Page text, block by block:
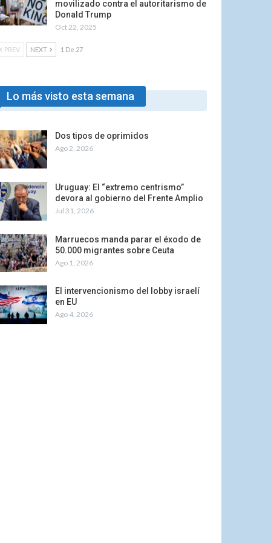
movilizado contra el autoritarismo de
Donald Trump
Oct 22, 2025
PREV NEXT 1 De 27
Lo más visto esta semana
Dos tipos de oprimidos
Ago 2, 2026
Uruguay: El “extremo centrismo”
devora al gobierno del Frente Amplio
Jul 31, 2026
Marruecos manda parar el éxodo de
50.000 migrantes sobre Ceuta
Ago 1, 2026
El intervencionismo del lobby israelí
en EU
Ago 4, 2026